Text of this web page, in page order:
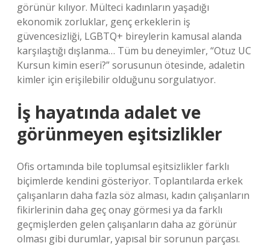
görünür kılıyor. Mülteci kadınların yaşadığı
ekonomik zorluklar, genç erkeklerin iş
güvencesizliği, LGBTQ+ bireylerin kamusal alanda
karşılaştığı dışlanma… Tüm bu deneyimler, “Otuz UC
Kursun kimin eseri?” sorusunun ötesinde, adaletin
kimler için erişilebilir olduğunu sorgulatıyor.
İş hayatında adalet ve
görünmeyen eşitsizlikler
Ofis ortamında bile toplumsal eşitsizlikler farklı
biçimlerde kendini gösteriyor. Toplantılarda erkek
çalışanların daha fazla söz alması, kadın çalışanların
fikirlerinin daha geç onay görmesi ya da farklı
geçmişlerden gelen çalışanların daha az görünür
olması gibi durumlar, yapısal bir sorunun parçası.